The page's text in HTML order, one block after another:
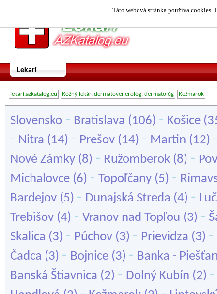
Táto webová stránka používa cookies.
Lekari
lekari.azkatalog.eu Kožný lekár, dermatovenerológ, dermatológ Kežmarok
Slovensko - Bratislava (106) - Košice
- Nitra (14) - Prešov (14) - Martin (12)
Nové Zámky (8) - Ružomberok (8) -
Michalovce (6) - Topoľčany (5) -
Bardejov (5) - Dunajská Streda (4) -
Trebišov (4) - Vranov nad Topľou (3) -
Skalica (3) - Púchov (3) - Prievidza (3) -
Čadca (3) - Bojnice (3) - Banka -
Banská Štiavnica (2) - Dolný Kubín (2)